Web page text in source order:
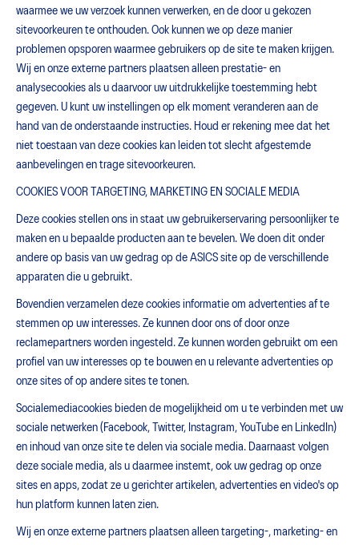
waarmee we uw verzoek kunnen verwerken, en de door u gekozen
sitevoorkeuren te onthouden. Ook kunnen we op deze manier
problemen opsporen waarmee gebruikers op de site te maken krijgen.
Wij en onze externe partners plaatsen alleen prestatie- en
analysecookies als u daarvoor uw uitdrukkelijke toestemming hebt
gegeven. U kunt uw instellingen op elk moment veranderen aan de
hand van de onderstaande instructies. Houd er rekening mee dat het
niet toestaan van deze cookies kan leiden tot slecht afgestemde
aanbevelingen en trage sitevoorkeuren.
COOKIES VOOR TARGETING, MARKETING EN SOCIALE MEDIA
Deze cookies stellen ons in staat uw gebruikerservaring persoonlijker te
maken en u bepaalde producten aan te bevelen. We doen dit onder
andere op basis van uw gedrag op de ASICS site op de verschillende
apparaten die u gebruikt.
Bovendien verzamelen deze cookies informatie om advertenties af te
stemmen op uw interesses. Ze kunnen door ons of door onze
reclamepartners worden ingesteld. Ze kunnen worden gebruikt om een
profiel van uw interesses op te bouwen en u relevante advertenties op
onze sites of op andere sites te tonen.
Socialemediacookies bieden de mogelijkheid om u te verbinden met uw
sociale netwerken (Facebook, Twitter, Instagram, YouTube en LinkedIn)
en inhoud van onze site te delen via sociale media. Daarnaast volgen
deze sociale media, als u daarmee instemt, ook uw gedrag op onze
sites en apps, zodat ze u gerichter artikelen, advertenties en video's op
hun platform kunnen laten zien.
Wij en onze externe partners plaatsen alleen targeting-, marketing- en